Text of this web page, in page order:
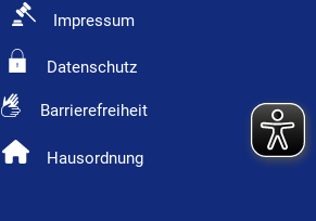
Impressum
Datenschutz
Barrierefreiheit
Hausordnung